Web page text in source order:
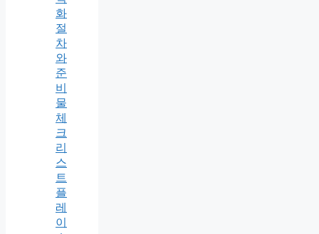
화
절
차
와
준
비
물
체
크
리
스
트
플
레
이